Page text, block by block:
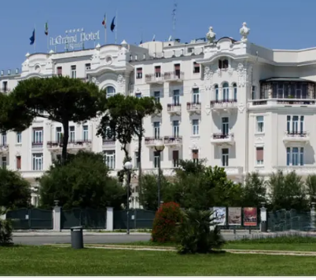
Sistemi di Workflow per la prestampa